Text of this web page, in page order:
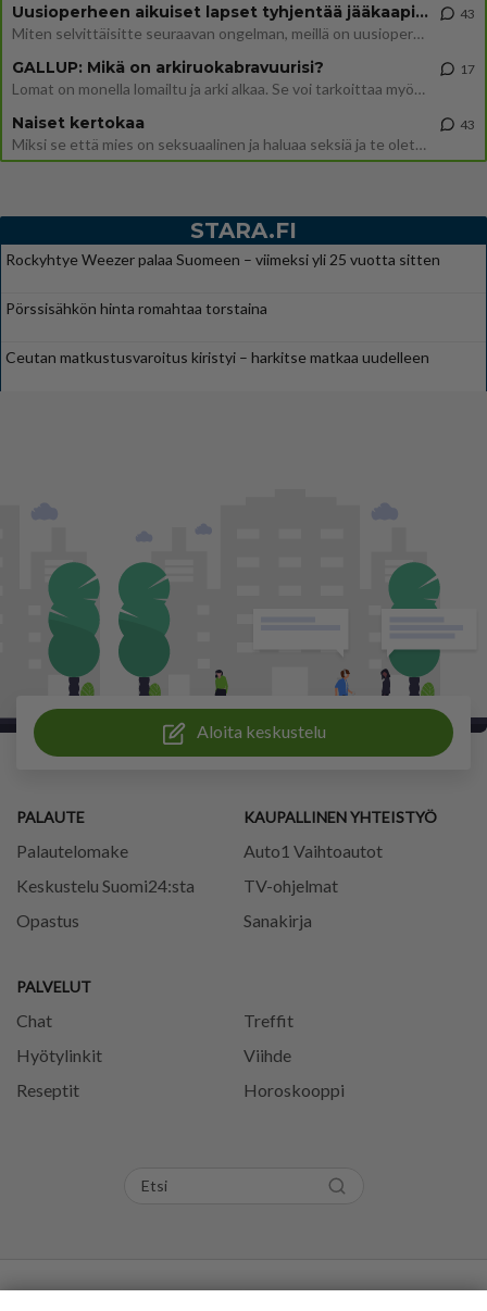
Uusioperheen aikuiset lapset tyhjentää jääkaapin käydessään
Miten selvittäisitte seuraavan ongelman, meillä on uusioperhe, minulla teini-ikäiset lapset ja puolisolla aikuiset, jotk
43
GALLUP: Mikä on arkiruokabravuurisi?
Lomat on monella lomailtu ja arki alkaa. Se voi tarkoittaa myös sitä, että grillailut on grillattu ja palataan arjen ruo
17
Naiset kertokaa
Miksi se että mies on seksuaalinen ja haluaa seksiä ja te olette hänen mielestänne haluttava on vastenmielistä? Mikä sii
43
STARA.FI
Rockyhtye Weezer palaa Suomeen – viimeksi yli 25 vuotta sitten
Pörssisähkön hinta romahtaa torstaina
Ceutan matkustusvaroitus kiristyi – harkitse matkaa uudelleen
Aloita keskustelu
PALAUTE
Palautelomake
Keskustelu Suomi24:sta
Opastus
PALVELUT
Chat
Treffit
Hyötylinkit
Viihde
Reseptit
Horoskooppi
KAUPALLINEN YHTEISTYÖ
Auto1 Vaihtoautot
TV-ohjelmat
Sanakirja